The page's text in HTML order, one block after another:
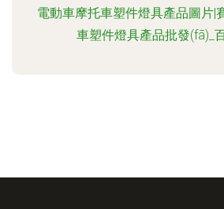
電動車摩托車塑件燈具產品圖片|
車塑件燈具產品批發(fā)_